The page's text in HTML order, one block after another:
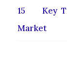
15 Key
Market